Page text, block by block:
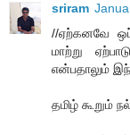
sriram
//ஏற்கனவே
மாற்று
என்பதாலும்
தமிழ் கூறும்